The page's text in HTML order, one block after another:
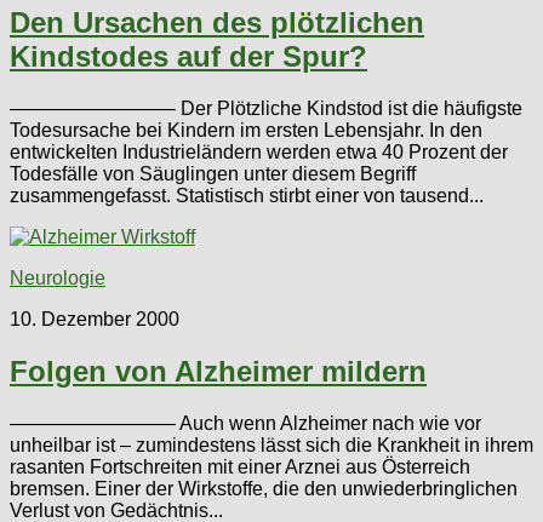
Den Ursachen des plötzlichen
Kindstodes auf der Spur?
————————– Der Plötzliche Kindstod ist die häufigste
Todesursache bei Kindern im ersten Lebensjahr. In den
entwickelten Industrieländern werden etwa 40 Prozent der
Todesfälle von Säuglingen unter diesem Begriff
zusammengefasst. Statistisch stirbt einer von tausend...
Neurologie
10. Dezember 2000
Folgen von Alzheimer mildern
————————– Auch wenn Alzheimer nach wie vor
unheilbar ist – zumindestens lässt sich die Krankheit in ihrem
rasanten Fortschreiten mit einer Arznei aus Österreich
bremsen. Einer der Wirkstoffe, die den unwiederbringlichen
Verlust von Gedächtnis...